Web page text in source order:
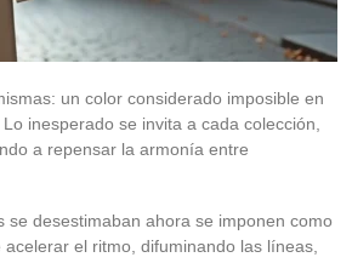
un color considerado imposible en
inesperado se invita a cada colección,
a repensar la armonía entre
desestimaban ahora se imponen como
el ritmo, difuminando las líneas,